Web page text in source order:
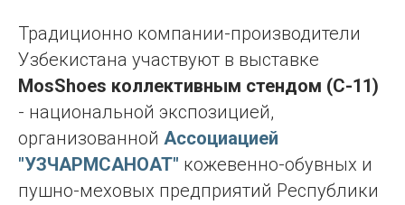
Традиционно компании-производители
Узбекистана участвуют в выставке
MosShoes коллективным стендом (С-11)
- национальной экспозицией,
организованной Ассоциацией
"УЗЧАРМСАНОАТ" кожевенно-обувных и
пушно-меховых предприятий Республики